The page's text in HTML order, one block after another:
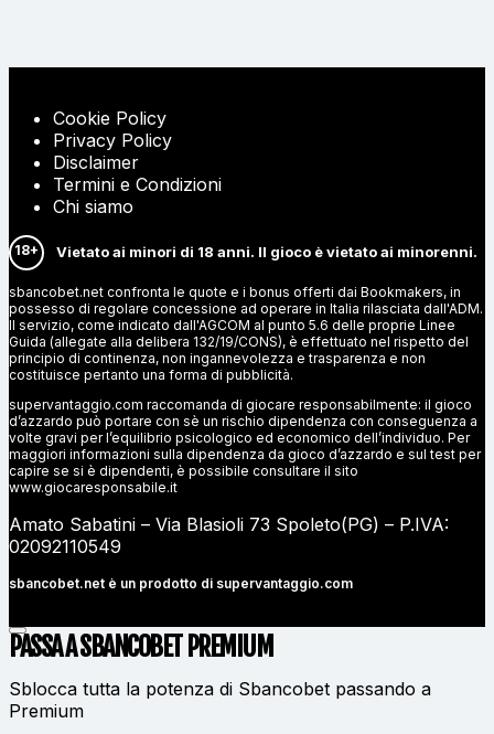
Cookie Policy
Privacy Policy
Disclaimer
Termini e Condizioni
Chi siamo
18+ Vietato ai minori di 18 anni. Il gioco è vietato ai minorenni.
sbancobet.net confronta le quote e i bonus offerti dai Bookmakers, in
possesso di regolare concessione ad operare in Italia rilasciata dall'ADM.
Il servizio, come indicato dall'AGCOM al punto 5.6 delle proprie Linee
Guida (allegate alla delibera 132/19/CONS), è effettuato nel rispetto del
principio di continenza, non ingannevolezza e trasparenza e non
costituisce pertanto una forma di pubblicità.
supervantaggio.com raccomanda di giocare responsabilmente: il gioco
d’azzardo può portare con sè un rischio dipendenza con conseguenza a
volte gravi per l’equilibrio psicologico ed economico dell’individuo. Per
maggiori informazioni sulla dipendenza da gioco d’azzardo e sul test per
capire se si è dipendenti, è possibile consultare il sito
www.giocaresponsabile.it
Amato Sabatini – Via Blasioli 73 Spoleto(PG) – P.IVA:
02092110549
sbancobet.net è un prodotto di supervantaggio.com
PASSA A SBANCOBET PREMIUM
Sblocca tutta la potenza di Sbancobet passando a
Premium